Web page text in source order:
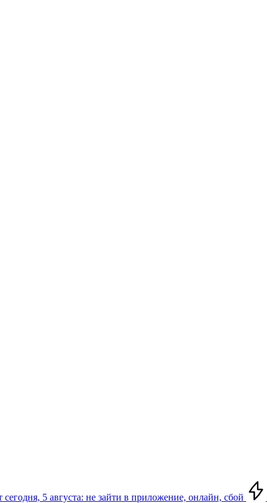
5 августа: не зайти в приложение, онлайн, сбой